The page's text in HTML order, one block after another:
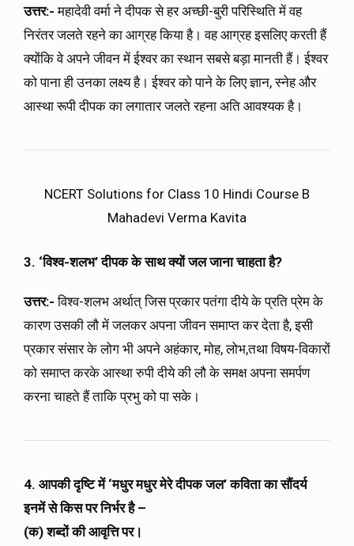
उत्तर:-महादेवी वर्मा ने दीपक से हर अच्छी-बुरी परिस्थिति में वह
निरंतर जलते रहने का आग्रह किया है। वह आग्रह इसलिए करती हैं
क्योंकि वे अपने जीवन में ईश्वर का स्थान सबसे बड़ा मानती हैं। ईश्वर
को पाना ही उनका लक्ष्य है। ईश्वर को पाने के लिए ज्ञान, स्नेह और
आस्था रूपी दीपक का लगातार जलते रहना अति आवश्यक है।
NCERT Solutions for Class 10 Hindi Course B
Mahadevi Verma Kavita
3. ‘विश्व-शलभ’ दीपक के साथ क्यों जल जाना चाहता है?
उत्तर:-विश्व-शलभ अर्थात् जिस प्रकार पतंगा दीये के प्रति प्रेम के
कारण उसकी लौ में जलकर अपना जीवन समाप्त कर देता है, इसी
प्रकार संसार के लोग भी अपने अहंकार, मोह, लोभ,तथा विषय-विकारों
को समाप्त करके आस्था रुपी दीये की लौ के समक्ष अपना समर्पण
करना चाहते हैं ताकि प्रभु को पा सके।
4. आपकी दृष्टि में ‘मधुर मधुर मेरे दीपक जल’ कविता का सौंदर्य
इनमें से किस पर निर्भर है –
(क) शब्दों की आवृत्ति पर।